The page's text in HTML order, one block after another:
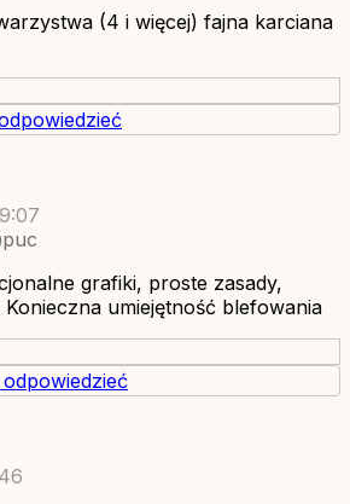
(4 i więcej) fajna karciana
grafiki, proste zasady,
umiejętność blefowania